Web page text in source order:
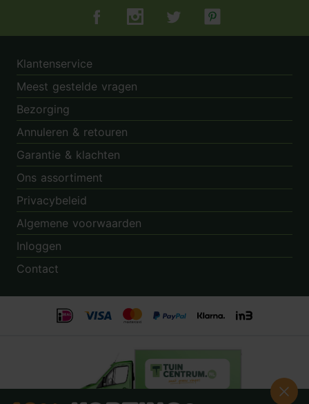
Tuincentrum.nl op Facebook
Tuincentrum.nl op Instagram
Tuincentrum.nl op Twitter
Tuincentrum.nl op
Klantenservice
Meest gestelde vragen
Bezorging
Annuleren & retouren
Garantie & klachten
Ons assortiment
Privacybeleid
Algemene voorwaarden
Inloggen
Contact